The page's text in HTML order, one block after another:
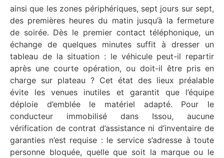
ainsi que les zones périphériques, sept jours sur sept,
des premières heures du matin jusqu’à la fermeture
de soirée. Dès le premier contact téléphonique, un
échange de quelques minutes suffit à dresser un
tableau de la situation : le véhicule peut-il repartir
après une courte opération, ou doit-il être pris en
charge sur plateau ? Cet état des lieux préalable
évite les venues inutiles et garantit que l’équipe
déploie d’emblée le matériel adapté. Pour le
conducteur immobilisé dans Issou, aucune
vérification de contrat d’assistance ni d’inventaire de
garanties n’est requise : le service s’adresse à toute
personne bloquée, quelle que soit la marque ou le